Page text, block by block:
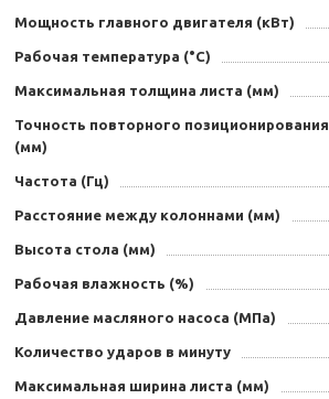
Мощность главного двигателя (кВт)
Рабочая температура (°С)
Максимальная толщина листа (мм)
Точность повторного позиционирования
(мм)
Частота (Гц)
Расстояние между колоннами (мм)
Высота стола (мм)
Рабочая влажность (%)
Давление масляного насоса (МПа)
Количество ударов в минуту
Максимальная ширина листа (мм)